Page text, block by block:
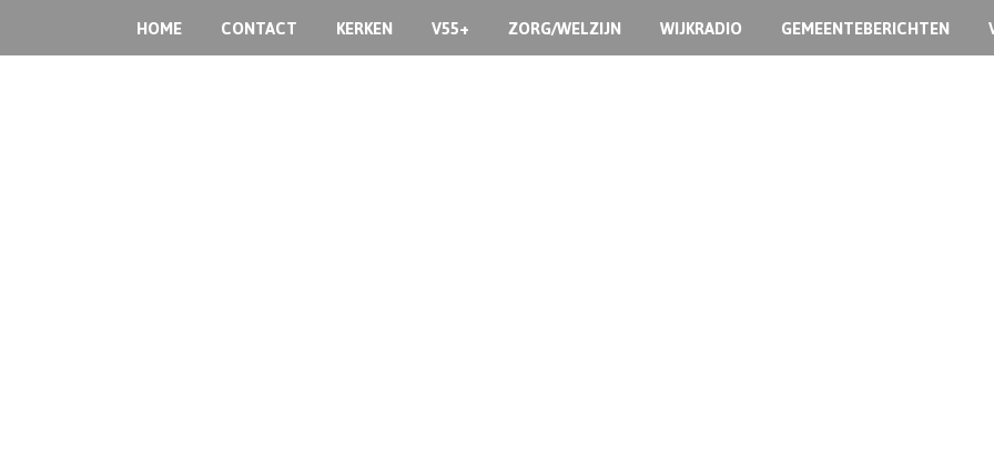
HOME CONTACT KERKEN V55+ ZORG/WELZIJN WIJKRADIO GEMEENTEBERICHTEN